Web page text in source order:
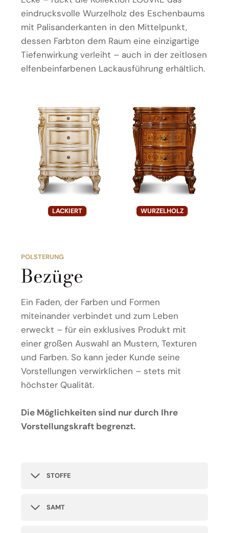
eindrucksvolle Wurzelholz des Eschenbaums
mit Palisanderkanten in den Mittelpunkt,
dessen Farbton dem Raum eine einzigartige
Tiefenwirkung verleiht – auch in der zeitlosen
elfenbeinfarbenen Lackausführung erhältlich.
LACKIERT WURZELHOLZ
POLSTERUNG
Bezüge
Ein Faden, der Farben und Formen
miteinander verbindet und zum Leben
erweckt – für ein exklusives Produkt mit
einer großen Auswahl an Mustern, Texturen
und Farben. So kann jeder Kunde seine
Vorstellungen verwirklichen – stets mit
höchster Qualität.
Die Möglichkeiten sind nur durch Ihre
Vorstellungskraft begrenzt.
STOFFE
SAMT